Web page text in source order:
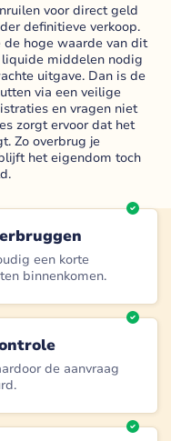
voor direct geld
definitieve verkoop.
hoge waarde van dit
liquide middelen nodig
uitgave. Dan is de
via een veilige
en vragen niet
zorgt ervoor dat het
Zo overbrug je
het eigendom toch
een korte
binnenkomen.
de aanvraag